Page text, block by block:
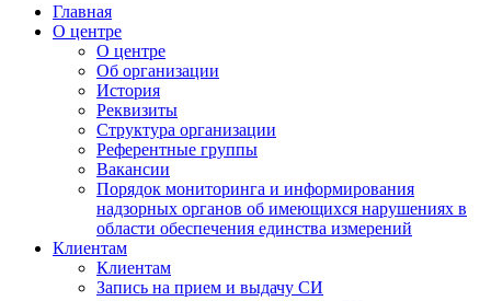
Главная
О центре
О центре
Об организации
История
Реквизиты
Структура организации
Референтные группы
Вакансии
Порядок мониторинга и информирования
надзорных органов об имеющихся нарушениях в
области обеспечения единства измерений
Клиентам
Клиентам
Запись на прием и выдачу СИ